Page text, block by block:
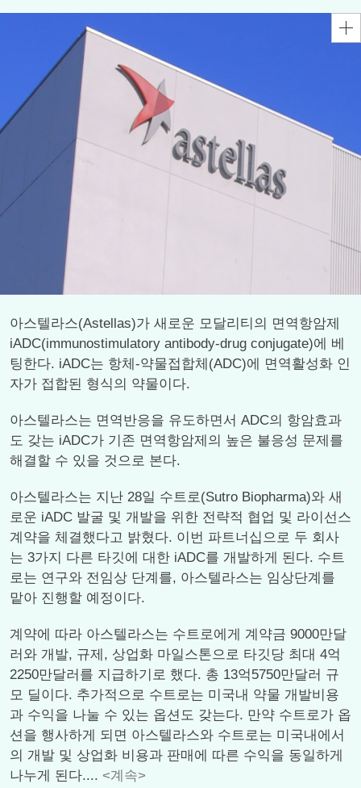
아스텔라스(Astellas)가 새로운 모달리티의 면역항암제
iADC(immunostimulatory antibody-drug conjugate)에 베
팅한다. iADC는 항체-약물접합체(ADC)에 면역활성화 인
자가 접합된 형식의 약물이다.
아스텔라스는 면역반응을 유도하면서 ADC의 항암효과
도 갖는 iADC가 기존 면역항암제의 높은 불응성 문제를
해결할 수 있을 것으로 본다.
아스텔라스는 지난 28일 수트로(Sutro Biopharma)와 새
로운 iADC 발굴 및 개발을 위한 전략적 협업 및 라이선스
계약을 체결했다고 밝혔다. 이번 파트너십으로 두 회사
는 3가지 다른 타깃에 대한 iADC를 개발하게 된다. 수트
로는 연구와 전임상 단계를, 아스텔라스는 임상단계를
맡아 진행할 예정이다.
계약에 따라 아스텔라스는 수트로에게 계약금 9000만달
러와 개발, 규제, 상업화 마일스톤으로 타깃당 최대 4억
2250만달러를 지급하기로 했다. 총 13억5750만달러 규
모 딜이다. 추가적으로 수트로는 미국내 약물 개발비용
과 수익을 나눌 수 있는 옵션도 갖는다. 만약 수트로가 옵
션을 행사하게 되면 아스텔라스와 수트로는 미국내에서
의 개발 및 상업화 비용과 판매에 따른 수익을 동일하게
나누게 된다.... <계속>